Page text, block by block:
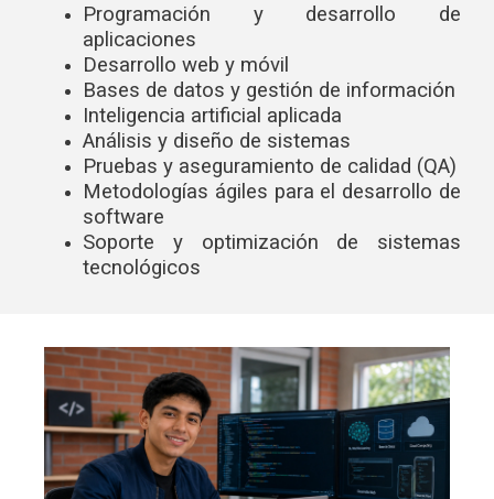
Programación y desarrollo de
aplicaciones
Desarrollo web y móvil
Bases de datos y gestión de información
Inteligencia artificial aplicada
Análisis y diseño de sistemas
Pruebas y aseguramiento de calidad (QA)
Metodologías ágiles para el desarrollo de
software
Soporte y optimización de sistemas
tecnológicos